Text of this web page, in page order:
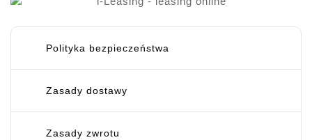
Polityka bezpieczeństwa
Zasady dostawy
Zasady zwrotu